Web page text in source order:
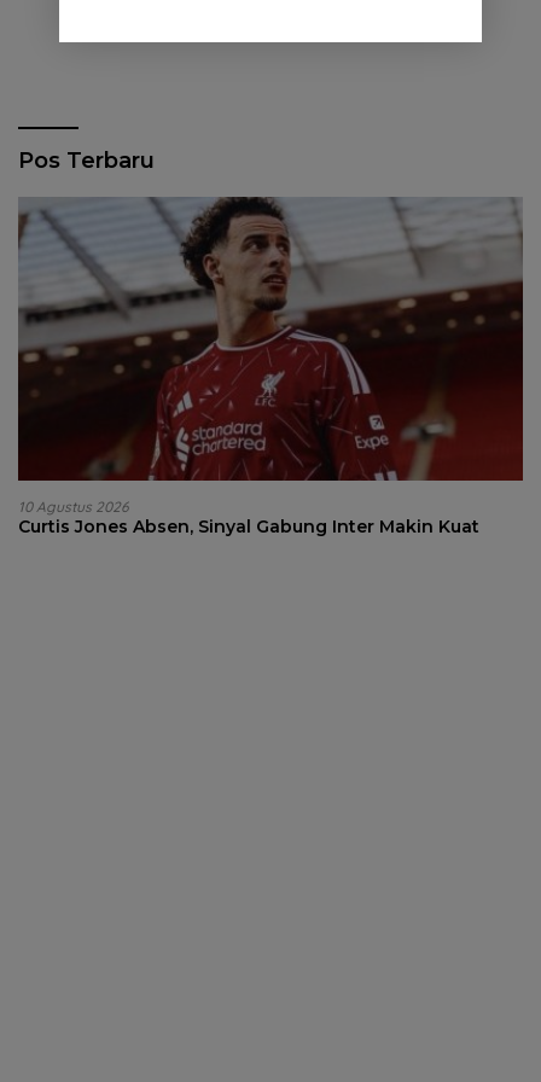
Pos Terbaru
10 Agustus 2026
Curtis Jones Absen, Sinyal Gabung Inter Makin Kuat